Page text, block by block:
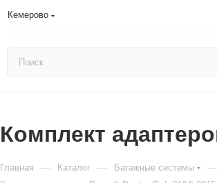
Кемерово
Комплект
Главная — Каталог — Багажные системы —